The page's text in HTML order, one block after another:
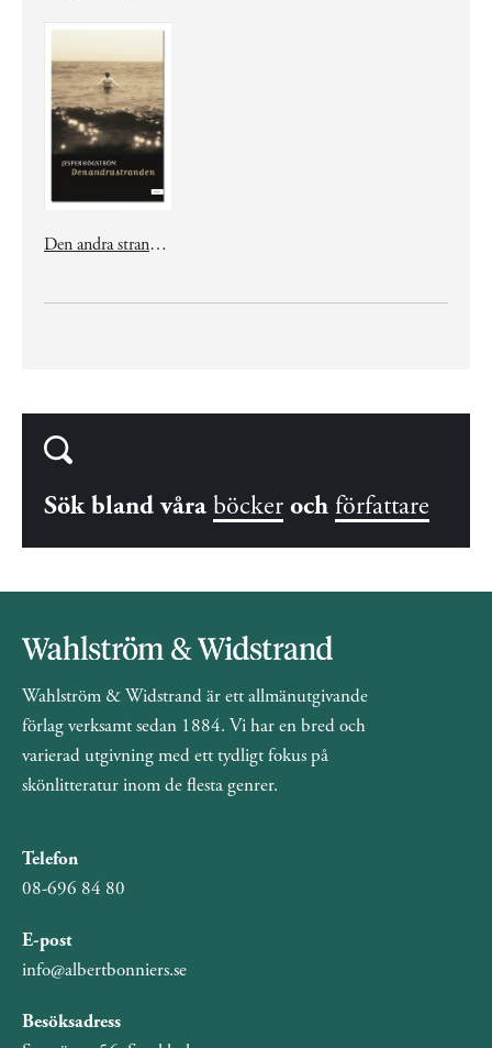
Den andra stranden
Sök bland våra böcker och författare
Wahlström & Widstrand är ett allmänutgivande
förlag verksamt sedan 1884. Vi har en bred och
varierad utgivning med ett tydligt fokus på
skönlitteratur inom de flesta genrer.
Telefon
08-696 84 80
E-post
info@albertbonniers.se
Besöksadress